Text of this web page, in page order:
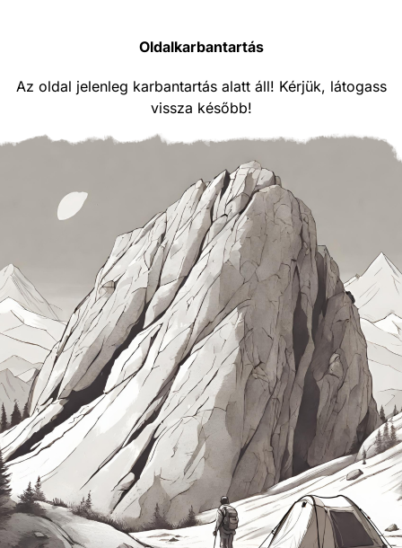
Oldalkarbantartás
Az oldal jelenleg karbantartás alatt áll! Kérjük, látogass
vissza később!